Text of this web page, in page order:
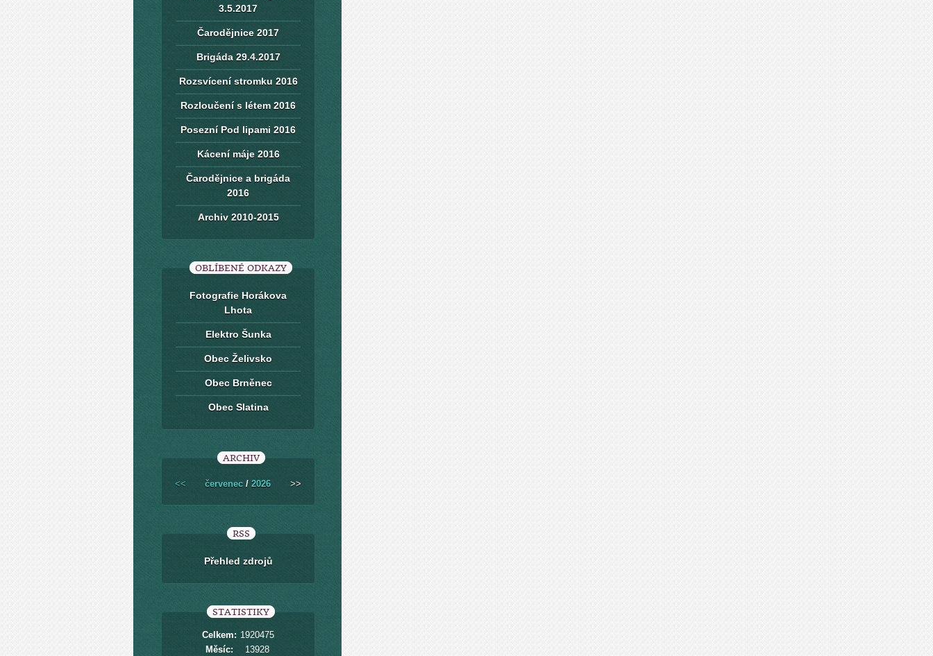
3.5.2017
Čarodějnice 2017
Brigáda 29.4.2017
Rozsvícení stromku 2016
Rozloučení s létem 2016
Posezní Pod lipami 2016
Kácení máje 2016
Čarodějnice a brigáda
2016
Archiv 2010-2015
OBLÍBENÉ ODKAZY
Fotografie Horákova
Lhota
Elektro Šunka
Obec Želivsko
Obec Brněnec
Obec Slatina
ARCHIV
<< červenec / 2026 >>
RSS
Přehled zdrojů
STATISTIKY
Celkem: 1920475
Měsíc:
13928